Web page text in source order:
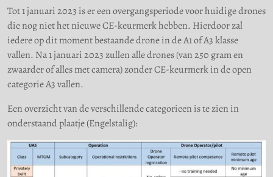
Tot 1 januari 2023 is er een overgangsperiode voor huidige drones
die nog niet het nieuwe CE-keurmerk hebben. Hierdoor zal
iedere op dit moment bestaande drone in de A1 of A3 klasse
vallen. Na 1 januari 2023 zullen alle drones (van 250 gram en
zwaarder of alles met camera) zonder CE-keurmerk in de open
categorie A3 vallen.
Een overzicht van de verschillende categorieen is te zien in
onderstaand plaatje (Engelstalig):